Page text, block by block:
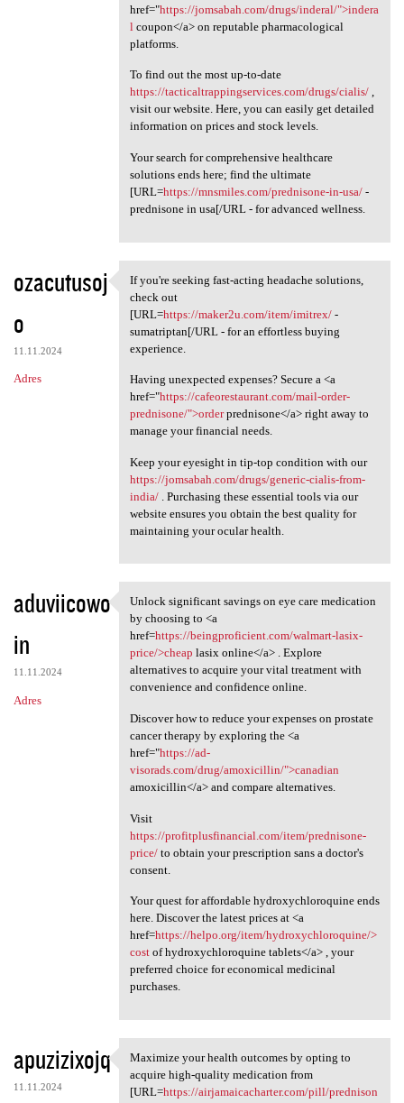
href="https://jomsabah.com/drugs/inderal/">indera
l coupon</a> on reputable pharmacological
platforms.
To find out the most up-to-date
https://tacticaltrappingservices.com/drugs/cialis/,
visit our website. Here, you can easily get detailed
information on prices and stock levels.
Your search for comprehensive healthcare
solutions ends here; find the ultimate
[URL=https://mnsmiles.com/prednisone-in-usa/-
prednisone in usa[/URL - for advanced wellness.
ozacutusoj
o
11.11.2024
Adres
If you're seeking fast-acting
If you're seeking fast-acting headache solutions,
check out
[URL=https://maker2u.com/item/imitrex/-
sumatriptan[/URL - for an effortless buying
experience.
Having unexpected expenses? Secure a <a
href="https://cafeorestaurant.com/mail-order-
prednisone/">orderprednisone</a> right away to
manage your financial needs.
Keep your eyesight in tip-top condition with our
https://jomsabah.com/drugs/generic-cialis-from-
india/. Purchasing these essential tools via our
website ensures you obtain the best quality for
maintaining your ocular health.
aduviicowo
in
11.11.2024
Adres
Unlock significant savings on
Unlock significant savings on eye care medication
by choosing to <a
href=https://beingproficient.com/walmart-lasix-
price/>cheap lasix online</a> . Explore
alternatives to acquire your vital treatment with
convenience and confidence online.
Discover how to reduce your expenses on prostate
cancer therapy by exploring the <a
href="https://ad-
visorads.com/drug/amoxicillin/">canadian
amoxicillin</a> and compare alternatives.
Visit
https://profitplusfinancial.com/item/prednisone-
price/to obtain your prescription sans a doctor's
consent.
Your quest for affordable hydroxychloroquine ends
here. Discover the latest prices at <a
href=https://helpo.org/item/hydroxychloroquine/>
costof hydroxychloroquine tablets</a> , your
preferred choice for economical medicinal
purchases.
apuzizixojq
11.11.2024
Maximize your health outcomes
Maximize your health outcomes by opting to
acquire high-quality medication from
[URL=https://airjamaicacharter.com/pill/prednison